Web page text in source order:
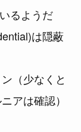
るようだ
は隠蔽
（少なくと
アは確認）